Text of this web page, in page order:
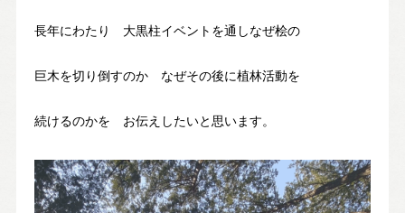
長年にわたり 大黒柱イベントを通しなぜ桧の
巨木を切り倒すのか なぜその後に植林活動を
続けるのかを お伝えしたいと思います。